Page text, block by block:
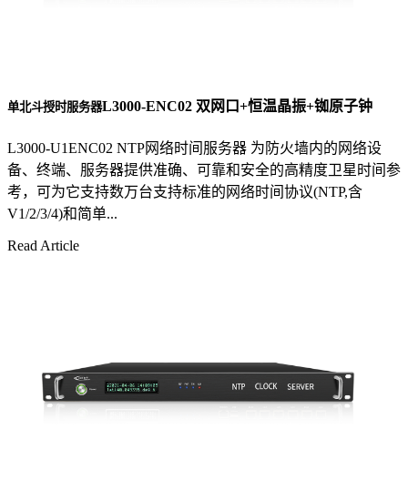
单北斗授时服务器L3000-ENC02 双网口+恒温晶振+铷原子钟
L3000-U1ENC02 NTP网络时间服务器 为防火墙内的网络设
备、终端、服务器提供准确、可靠和安全的高精度卫星时间参
考，可为它支持数万台支持标准的网络时间协议(NTP,含
V1/2/3/4)和简单...
Read Article